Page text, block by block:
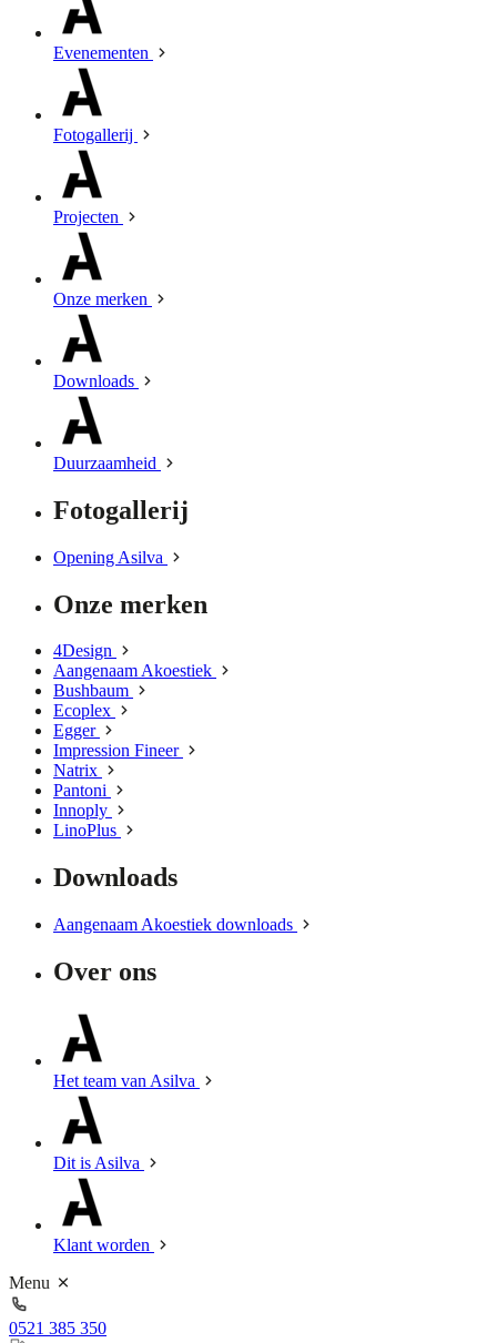
Evenementen
Fotogallerij
Projecten
Onze merken
Downloads
Duurzaamheid
Fotogallerij
Opening Asilva
Onze merken
4Design
Aangenaam Akoestiek
Bushbaum
Ecoplex
Egger
Impression Fineer
Natrix
Pantoni
Innoply
LinoPlus
Downloads
Aangenaam Akoestiek downloads
Over ons
Het team van Asilva
Dit is Asilva
Klant worden
Menu
0521 385 350